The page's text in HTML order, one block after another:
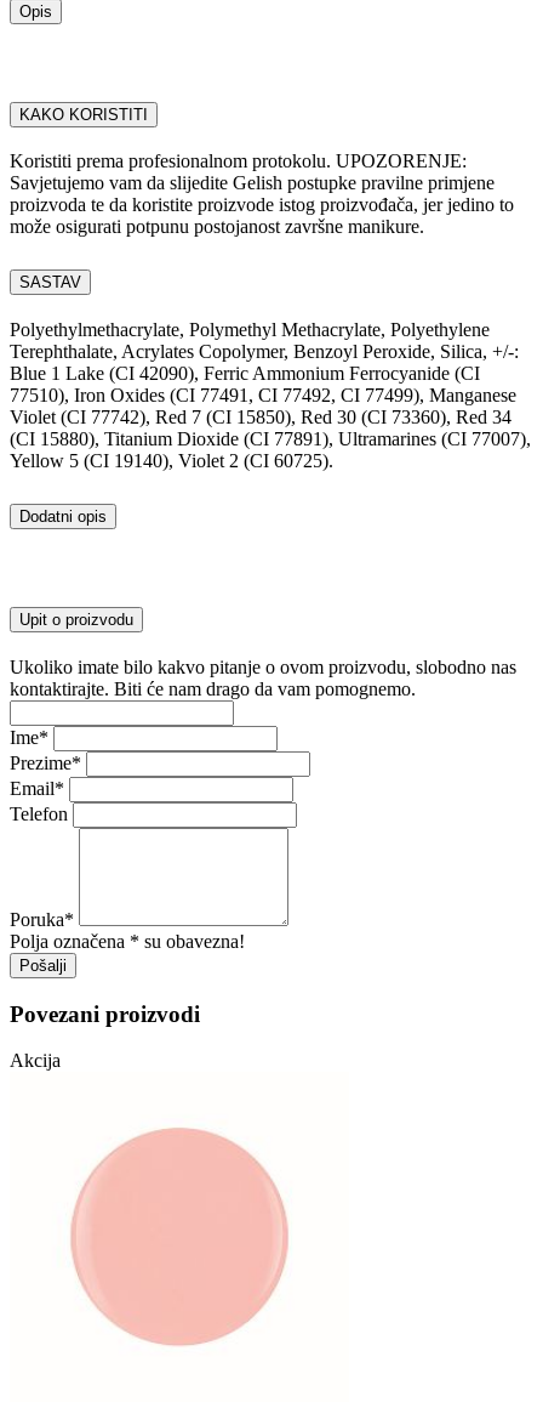
Opis
KAKO KORISTITI
Koristiti prema profesionalnom protokolu. UPOZORENJE:
Savjetujemo vam da slijedite Gelish postupke pravilne primjene
proizvoda te da koristite proizvode istog proizvođača, jer jedino to
može osigurati potpunu postojanost završne manikure.
SASTAV
Polyethylmethacrylate, Polymethyl Methacrylate, Polyethylene
Terephthalate, Acrylates Copolymer, Benzoyl Peroxide, Silica, +/-:
Blue 1 Lake (CI 42090), Ferric Ammonium Ferrocyanide (CI
77510), Iron Oxides (CI 77491, CI 77492, CI 77499), Manganese
Violet (CI 77742), Red 7 (CI 15850), Red 30 (CI 73360), Red 34
(CI 15880), Titanium Dioxide (CI 77891), Ultramarines (CI 77007),
Yellow 5 (CI 19140), Violet 2 (CI 60725).
Dodatni opis
Upit o proizvodu
Ukoliko imate bilo kakvo pitanje o ovom proizvodu, slobodno nas
kontaktirajte. Biti će nam drago da vam pomognemo.
Ime*
Prezime*
Email*
Telefon
Poruka*
Polja označena * su obavezna!
Pošalji
Povezani proizvodi
Akcija